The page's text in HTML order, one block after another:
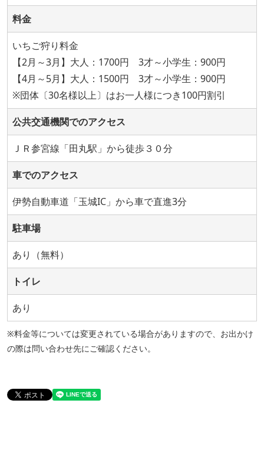
料金
いちご狩り料金
【2月～3月】大人：1700円 3才～小学生：900円
【4月～5月】大人：1500円 3才～小学生：900円
※団体〔30名様以上〕はお一人様につき100円割引
公共交通機関でのアクセス
ＪＲ参宮線「田丸駅」から徒歩３０分
車でのアクセス
伊勢自動車道「玉城IC」から車で直進3分
駐車場
あり（無料）
トイレ
あり
※料金等については変更されている場合がありますので、お出かけ
の際は問い合わせ先にご確認ください。